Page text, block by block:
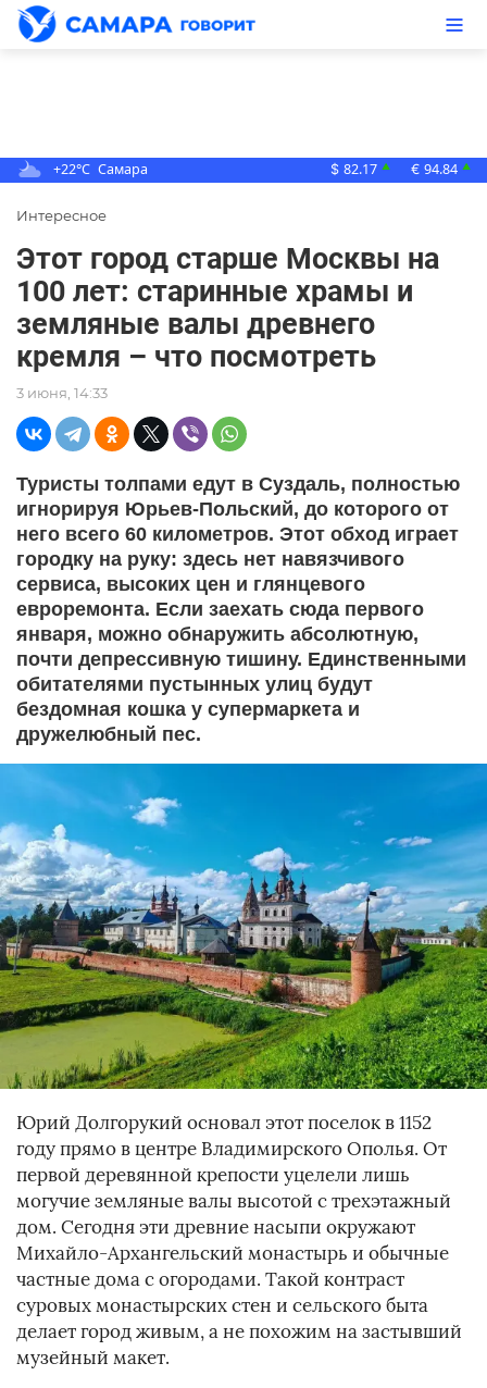
+22°C Самара $ 82.17 ▲ € 94.84 ▲
Интересное
Этот город старше Москвы на
100 лет: старинные храмы и
земляные валы древнего
кремля – что посмотреть
3 июня, 14:33
Туристы толпами едут в Суздаль, полностью
игнорируя Юрьев-Польский, до которого от
него всего 60 километров. Этот обход играет
городку на руку: здесь нет навязчивого
сервиса, высоких цен и глянцевого
евроремонта. Если заехать сюда первого
января, можно обнаружить абсолютную,
почти депрессивную тишину. Единственными
обитателями пустынных улиц будут
бездомная кошка у супермаркета и
дружелюбный пес.
Юрий Долгорукий основал этот поселок в 1152
году прямо в центре Владимирского Ополья. От
первой деревянной крепости уцелели лишь
могучие земляные валы высотой с трехэтажный
дом. Сегодня эти древние насыпи окружают
Михайло-Архангельский монастырь и обычные
частные дома с огородами. Такой контраст
суровых монастырских стен и сельского быта
делает город живым, а не похожим на застывший
музейный макет.